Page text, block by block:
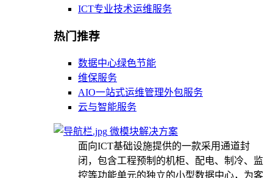
ICT专业技术运维服务
热门推荐
数据中心绿色节能
维保服务
AIO一站式运维管理外包服务
云与智能服务
微模块解决方案
面向ICT基础设施提供的一款采用通道封
闭，包含工程预制的机柜、配电、制冷、监
控等功能单元的独立的小型数据中心，为客